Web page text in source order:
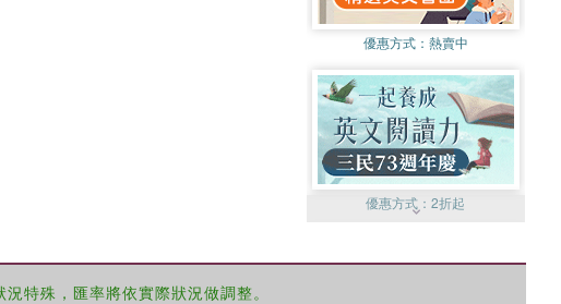
優惠方式： 熱賣中
優惠方式：2折起
特殊，匯率將依實際狀況做調整。